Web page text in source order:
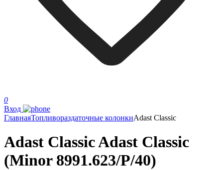
0
Вход
ГлавнаяТопливораздаточные колонкиAdast Classic
Adast Classic Adast Classic
(Minor 8991.623/P/40)